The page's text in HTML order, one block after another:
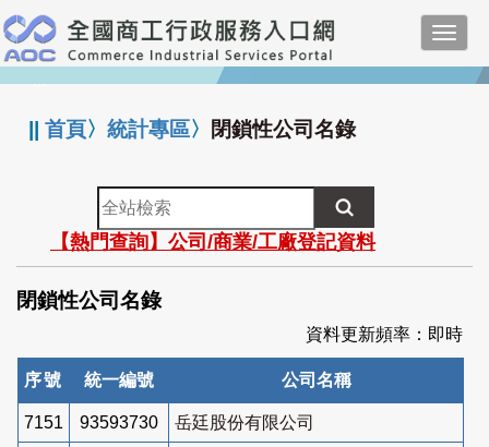
跳
到
主
要
:::
||首頁〉統計專區〉 閉鎖性公司名錄
全
站
檢
索
【熱門查詢】公司/商業/工廠登記資料
閉鎖性公司名錄
資料更新頻率：即時
序號 統一編號 公司名稱
7151 93593730 岳廷股份有限公司